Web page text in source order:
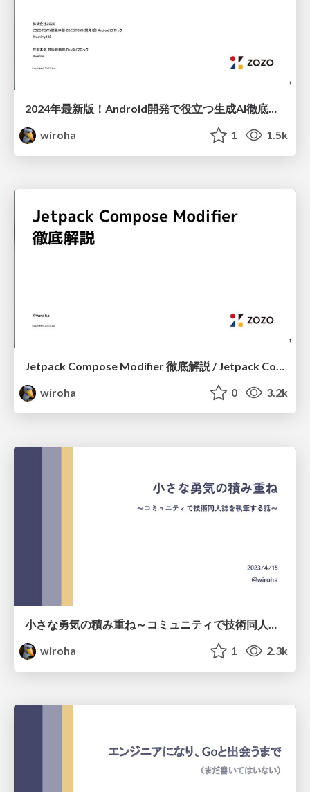
2024年最新版！Android開発で役立つ生成AI徹底比較
wiroha
1 1.5k
Jetpack Compose Modifier 徹底解説 / Jetpack Compose Modifier
wiroha
0 3.2k
小さな勇気の積み重ね～コミュニティで技術同人誌を執筆する話～ / Write tech book with community member
wiroha
1 2.3k